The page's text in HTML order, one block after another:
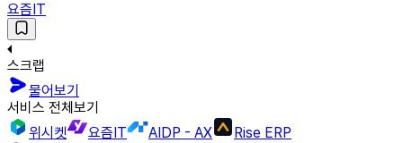
요즘IT
스크랩
물어보기
서비스 전체보기
위시켓
요즘IT AIDP - AX Rise ERP